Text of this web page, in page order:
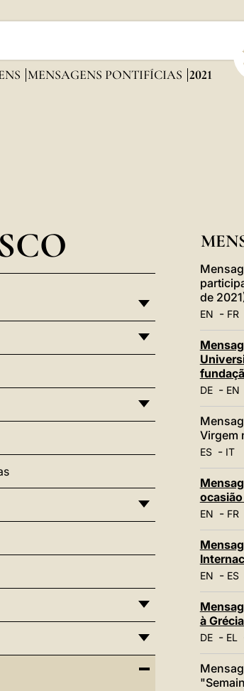
MENSAGENS PONTIFÍCIAS 2021
de
EN - FR
DE- EN
Virgem
ES- IT
EN - FR
EN - ES
à
DE- EL